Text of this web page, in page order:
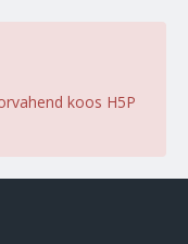
koos H5P